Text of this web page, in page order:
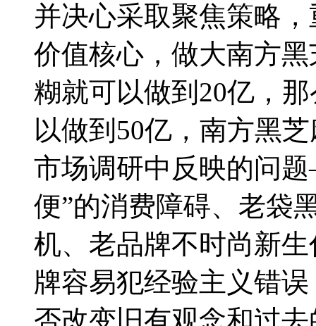
并决心采取聚焦策略
价值核心，做大南方
糊就可以做到20亿，
以做到50亿，南方黑
市场调研中反映的问
便”的消费障碍、老袋
机、老品牌不时尚新
牌容易犯经验主义错